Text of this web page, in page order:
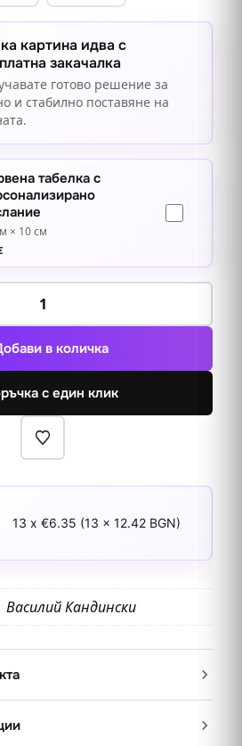
картина идва с
закачалка
готово решение за
и стабилно поставяне на
табелка с
× 10 см
в количка
с един клик
13 x €6.35 (13 x 12.42 BGN)
Василий Кандински